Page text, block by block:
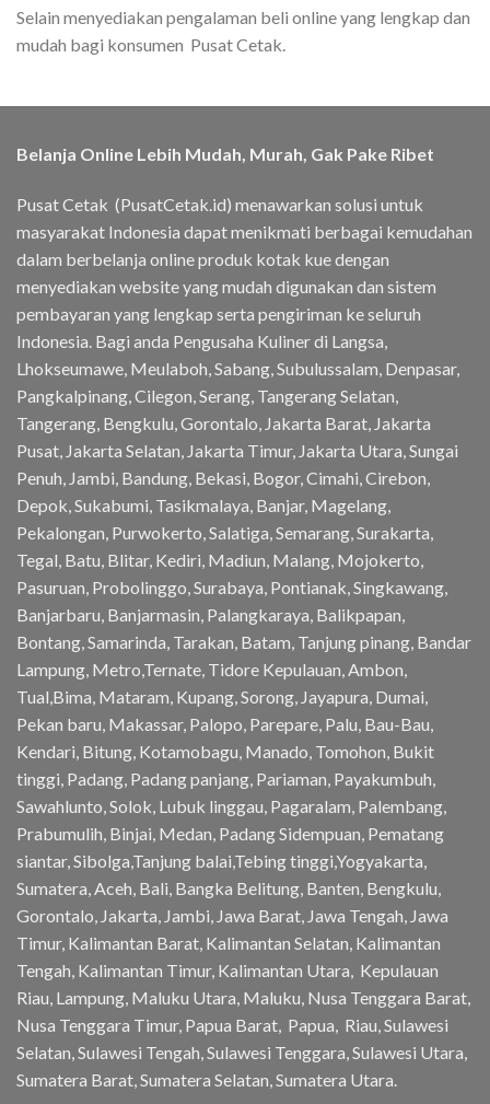
Selain menyediakan pengalaman beli online yang lengkap dan
mudah bagi konsumen Pusat Cetak.
Belanja Online Lebih Mudah, Murah, Gak Pake Ribet
Pusat Cetak (PusatCetak.id) menawarkan solusi untuk
masyarakat Indonesia dapat menikmati berbagai kemudahan
dalam berbelanja online produk kotak kue dengan
menyediakan website yang mudah digunakan dan sistem
pembayaran yang lengkap serta pengiriman ke seluruh
Indonesia. Bagi anda Pengusaha Kuliner di Langsa,
Lhokseumawe, Meulaboh, Sabang, Subulussalam, Denpasar,
Pangkalpinang, Cilegon, Serang, Tangerang Selatan,
Tangerang, Bengkulu, Gorontalo, Jakarta Barat, Jakarta
Pusat, Jakarta Selatan, Jakarta Timur, Jakarta Utara, Sungai
Penuh, Jambi, Bandung, Bekasi, Bogor, Cimahi, Cirebon,
Depok, Sukabumi, Tasikmalaya, Banjar, Magelang,
Pekalongan, Purwokerto, Salatiga, Semarang, Surakarta,
Tegal, Batu, Blitar, Kediri, Madiun, Malang, Mojokerto,
Pasuruan, Probolinggo, Surabaya, Pontianak, Singkawang,
Banjarbaru, Banjarmasin, Palangkaraya, Balikpapan,
Bontang, Samarinda, Tarakan, Batam, Tanjung pinang, Bandar
Lampung, Metro,Ternate, Tidore Kepulauan, Ambon,
Tual,Bima, Mataram, Kupang, Sorong, Jayapura, Dumai,
Pekan baru, Makassar, Palopo, Parepare, Palu, Bau-Bau,
Kendari, Bitung, Kotamobagu, Manado, Tomohon, Bukit
tinggi, Padang, Padang panjang, Pariaman, Payakumbuh,
Sawahlunto, Solok, Lubuk linggau, Pagaralam, Palembang,
Prabumulih, Binjai, Medan, Padang Sidempuan, Pematang
siantar, Sibolga,Tanjung balai,Tebing tinggi,Yogyakarta,
Sumatera, Aceh, Bali, Bangka Belitung, Banten, Bengkulu,
Gorontalo, Jakarta, Jambi, Jawa Barat, Jawa Tengah, Jawa
Timur, Kalimantan Barat, Kalimantan Selatan, Kalimantan
Tengah, Kalimantan Timur, Kalimantan Utara, Kepulauan
Riau, Lampung, Maluku Utara, Maluku, Nusa Tenggara Barat,
Nusa Tenggara Timur, Papua Barat, Papua, Riau, Sulawesi
Selatan, Sulawesi Tengah, Sulawesi Tenggara, Sulawesi Utara,
Sumatera Barat, Sumatera Selatan, Sumatera Utara.